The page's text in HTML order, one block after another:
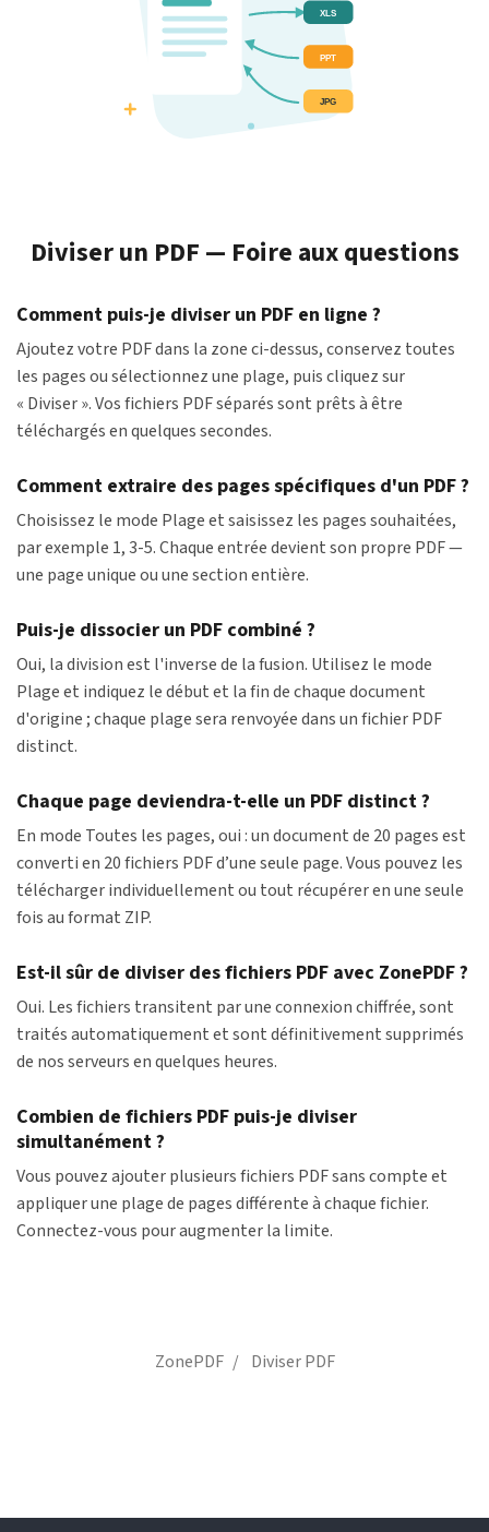
Diviser un PDF — Foire aux questions
Comment puis-je diviser un PDF en ligne ?
Ajoutez votre PDF dans la zone ci-dessus, conservez toutes
les pages ou sélectionnez une plage, puis cliquez sur
« Diviser ». Vos fichiers PDF séparés sont prêts à être
téléchargés en quelques secondes.
Comment extraire des pages spécifiques d'un PDF ?
Choisissez le mode Plage et saisissez les pages souhaitées,
par exemple 1, 3-5. Chaque entrée devient son propre PDF —
une page unique ou une section entière.
Puis-je dissocier un PDF combiné ?
Oui, la division est l'inverse de la fusion. Utilisez le mode
Plage et indiquez le début et la fin de chaque document
d'origine ; chaque plage sera renvoyée dans un fichier PDF
distinct.
Chaque page deviendra-t-elle un PDF distinct ?
En mode Toutes les pages, oui : un document de 20 pages est
converti en 20 fichiers PDF d’une seule page. Vous pouvez les
télécharger individuellement ou tout récupérer en une seule
fois au format ZIP.
Est-il sûr de diviser des fichiers PDF avec ZonePDF ?
Oui. Les fichiers transitent par une connexion chiffrée, sont
traités automatiquement et sont définitivement supprimés
de nos serveurs en quelques heures.
Combien de fichiers PDF puis-je diviser
simultanément ?
Vous pouvez ajouter plusieurs fichiers PDF sans compte et
appliquer une plage de pages différente à chaque fichier.
Connectez-vous pour augmenter la limite.
ZonePDF Diviser PDF